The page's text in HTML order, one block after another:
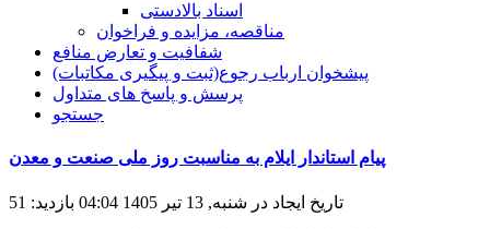
اسناد بالادستی
مناقصه، مزایده و فراخوان
شفافیت و تعارض منافع
پیشخوان ارباب رجوع(ثبت و پیگیری مکاتبات)
پرسش و پاسخ های متداول
جستجو
پیام استاندار ایلام به مناسبت روز ملی صنعت و معدن
تاریخ ایجاد در شنبه, 13 تیر 1405 04:04 بازدید: 51